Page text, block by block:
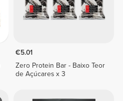
€5.01
Zero Protein Bar - Baixo Teor
de Açúcares x 3